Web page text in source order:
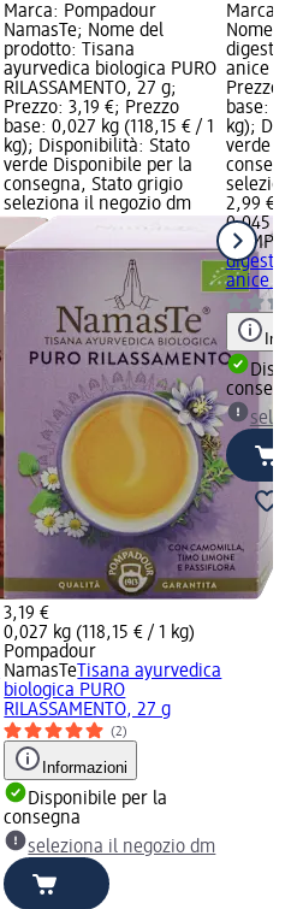
Marca: Pompadour
NamasTe; Nome del
prodotto: Tisana
ayurvedica biologica PURO
RILASSAMENTO, 27 g;
Prezzo: 3,19 €; Prezzo
base: 0,027 kg (118,15 € / 1
kg); Disponibilità: Stato
verde Disponibile per la
consegna, Stato grigio
seleziona il negozio dm
3,19 €
0,027 kg (118,15 € / 1 kg)
Pompadour
NamasTe Tisana ayurvedica
biologica PURO
RILASSAMENTO, 27 g
(2)
Informazioni
Disponibile per la
consegna
seleziona il negozio dm
Marca:
Nome
anice e
Prezzo:
base:
kg);
verde
2,99 €
0,045 kg
anice e